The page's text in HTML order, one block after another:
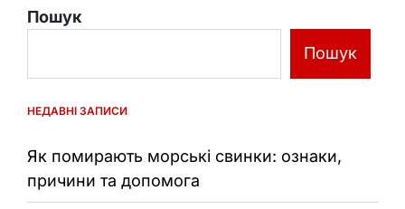
Пошук
Пошук
НЕДАВНІ ЗАПИСИ
Як помирають морські свинки: ознаки,
причини та допомога